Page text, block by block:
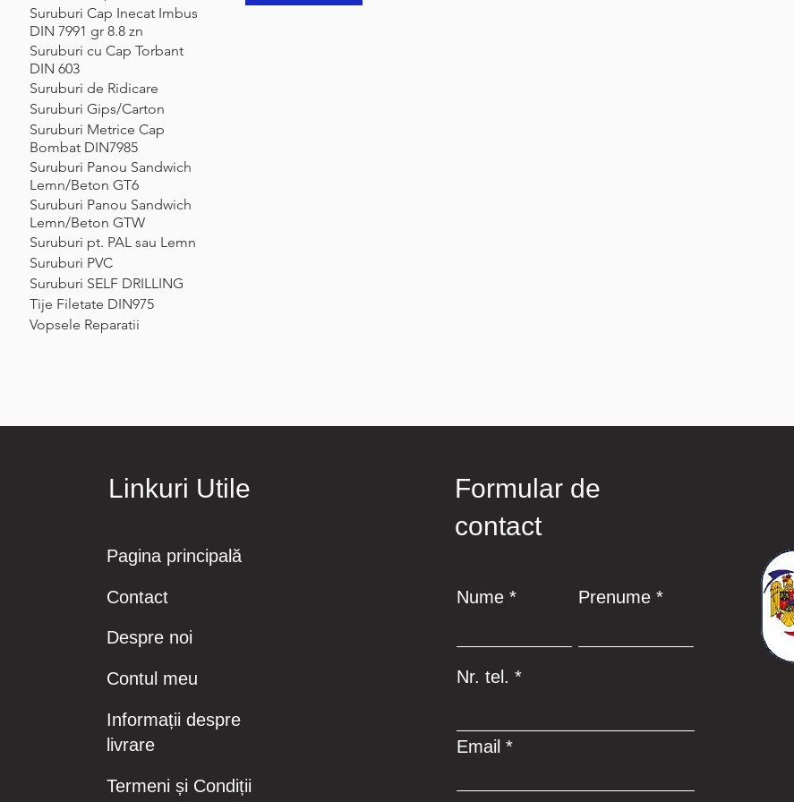
Suruburi Cap Inecat Imbus
DIN 7991 gr 8.8 zn
Suruburi cu Cap Torbant
DIN 603
Suruburi de Ridicare
Suruburi Gips/Carton
Suruburi Metrice Cap
Bombat DIN7985
Suruburi Panou Sandwich
Lemn/Beton GT6
Suruburi Panou Sandwich
Lemn/Beton GTW
Suruburi pt. PAL sau Lemn
Suruburi PVC
Suruburi SELF DRILLING
Tije Filetate DIN975
Vopsele Reparatii
Linkuri Utile
Pagina principală
Contact
Despre noi
Contul meu
Informații despre
livrare
Termeni și Condiții
Formular de
contact
Nume Prenume
Nr. tel.
Email